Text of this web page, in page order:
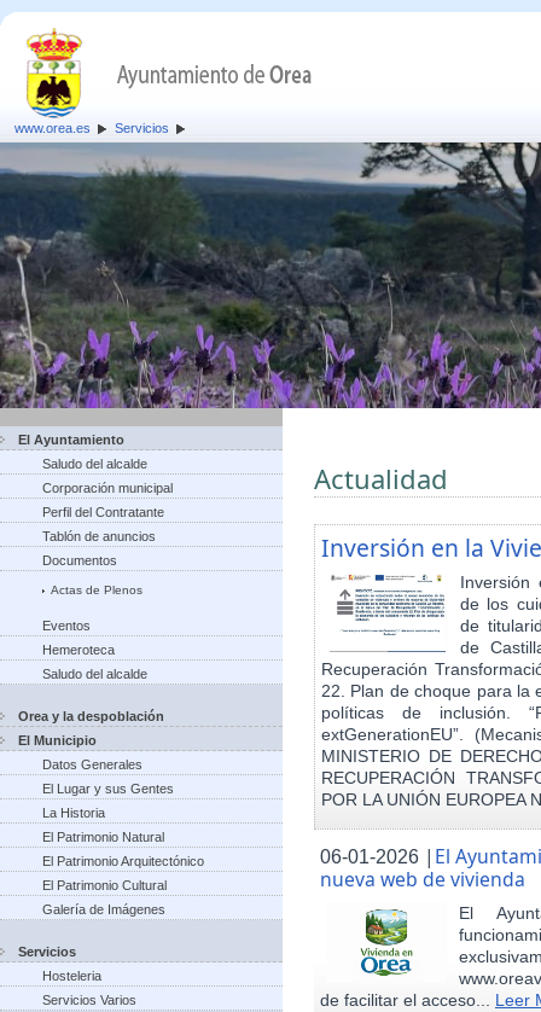
www.orea.es Servicios
El Ayuntamiento
Saludo del alcalde
Corporación municipal
Perfil del Contratante
Tablón de anuncios
Documentos
Actas de Plenos
Eventos
Hemeroteca
Saludo del alcalde
Orea y la despoblación
El Municipio
Datos Generales
El Lugar y sus Gentes
La Historia
El Patrimonio Natural
El Patrimonio Arquitectónico
El Patrimonio Cultural
Galería de Imágenes
Servicios
Hosteleria
Servicios Varios
Actualidad
Inversión en la
Inversión
de los
de
de
Recuperación
22. Plan de choque para la
políticas de inclusión.
extGenerationEU”.
MINISTERIO DE
RECUPERACIÓN
POR LA UNIÓN EUROPEA
06-01-2026 | El
nueva web de vivienda
El
de facilitar el acceso... Leer